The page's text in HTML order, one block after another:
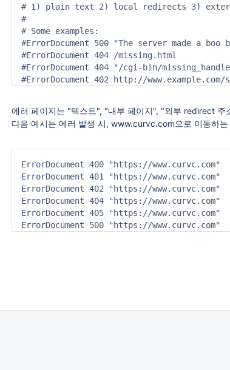
# 1) plain text 2) local redirects 3)
#
# Some examples:
#ErrorDocument 500 "The server made a boo
#ErrorDocument 404 /missing.html
#ErrorDocument 404 "/cgi-bin/
#ErrorDocument 402 http://
에러 페이지는 "텍스트", "내부 페이지", "외부 redirect 주
다음 예시는 에러 발생 시, www.curvc.com으로 이동하
ErrorDocument 400 "https://www.curvc.com"
ErrorDocument 401 "https://www.curvc.com"
ErrorDocument 402 "https://www.curvc.com"
ErrorDocument 404 "https://www.curvc.com"
ErrorDocument 405 "https://www.curvc.com"
ErrorDocument 500 "https://www.curvc.com"